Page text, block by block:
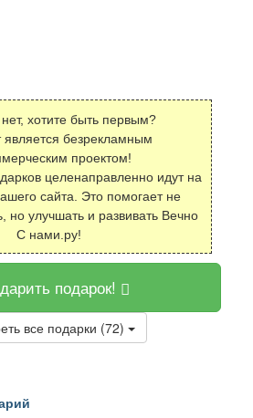
хотите быть первым?
безрекламным
проектом!
целенаправленно идут на
сайта. Это помогает не
но улучшать и развивать Вечно
С нами.ру!
подарок!
все подарки (72)